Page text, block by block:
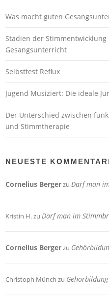
Was macht guten
Stadien der
Gesangsunterricht
Selbsttest Reflux
Jugend Musiziert: Die ideale
Der Unterschied zwischen
und Stimmtherapie
NEUESTE
Cornelius Bergerzu Darf man
Kristin H.zu Darf man im
Cornelius Bergerzu
Christoph Münch zu